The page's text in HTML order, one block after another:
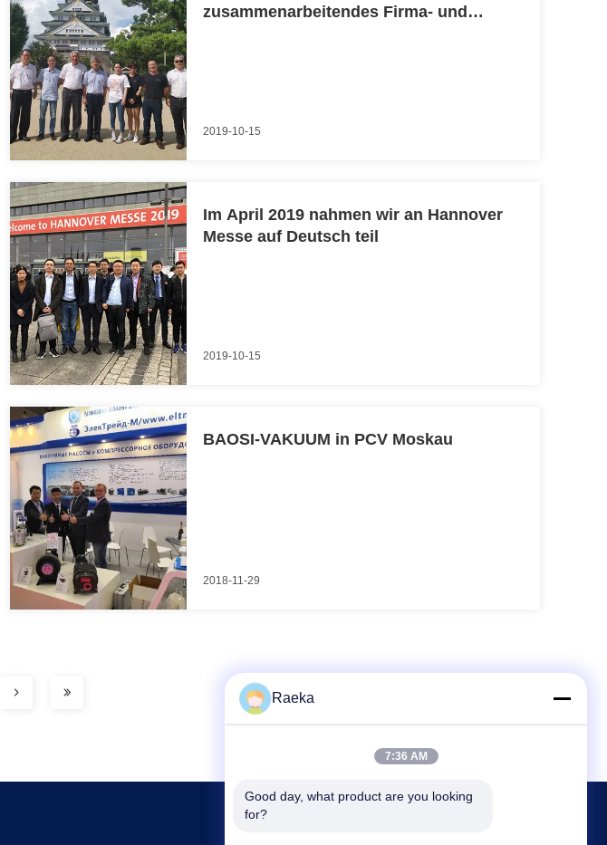
zusammenarbeitendes Firma- und
2019-10-15
Im April 2019 nahmen wir an Hannover
Messe auf Deutsch teil
2019-10-15
BAOSI-VAKUUM in PCV Moskau
2018-11-29
Raeka
7:36 AM
Good day, what product are you looking
for?